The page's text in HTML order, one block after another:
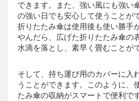
できます。また、強い風にも強い
の強い日でも安心して使うことが
折りたたみ傘は使用後も使い勝手
やんだら、広げた折りたたみ傘の
水滴を落とし、素早く畳むことが
そして、持ち運び用のカバーに入
うことができます。このように、
たみ傘の収納がスマートで便利で